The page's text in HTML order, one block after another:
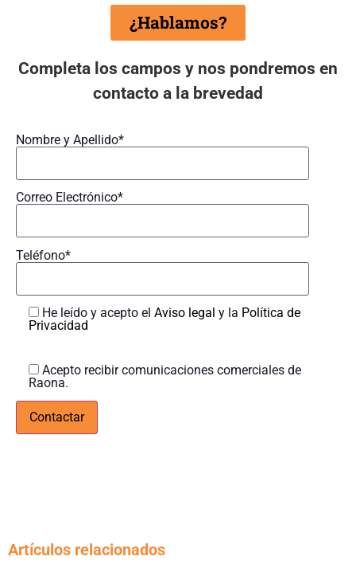
¿Hablamos?
Completa los campos y nos pondremos en
contacto a la brevedad
Nombre y Apellido*
Correo Electrónico*
Teléfono*
He leído y acepto el Aviso legal y la Política de
Privacidad
Acepto recibir comunicaciones comerciales de
Raona.
Artículos relacionados